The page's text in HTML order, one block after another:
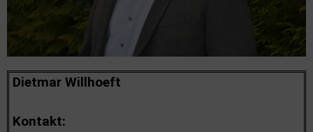
Dietmar Willhoeft
Kontakt: